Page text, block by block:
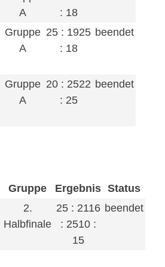
A
: 18
Gruppe
A
25 : 1925
: 18
beendet
Gruppe
A
20 : 2522
: 25
beendet
Gruppe Ergebnis Status
2.
Halbfinale
25 : 2116
: 2510 :
15
beendet